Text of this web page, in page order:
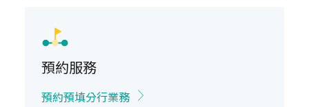
預約服務
預約預填分行業務